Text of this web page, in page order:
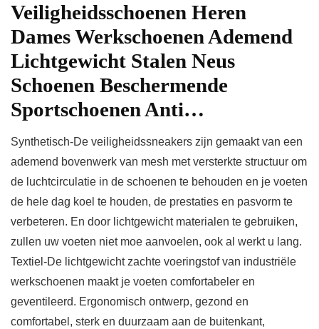
Veiligheidsschoenen Heren
Dames Werkschoenen Ademend
Lichtgewicht Stalen Neus
Schoenen Beschermende
Sportschoenen Anti…
Synthetisch-De veiligheidssneakers zijn gemaakt van een
ademend bovenwerk van mesh met versterkte structuur om
de luchtcirculatie in de schoenen te behouden en je voeten
de hele dag koel te houden, de prestaties en pasvorm te
verbeteren. En door lichtgewicht materialen te gebruiken,
zullen uw voeten niet moe aanvoelen, ook al werkt u lang.
Textiel-De lichtgewicht zachte voeringstof van industriële
werkschoenen maakt je voeten comfortabeler en
geventileerd. Ergonomisch ontwerp, gezond en
comfortabel, sterk en duurzaam aan de buitenkant,